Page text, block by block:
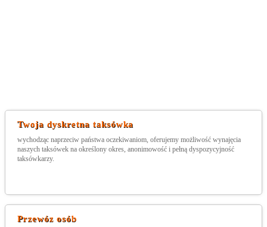
Twoja dyskretna taksówka
wychodząc naprzeciw państwa oczekiwaniom, oferujemy możliwość wynajęcia
naszych taksówek na określony okres, anonimowość i pełną dyspozycyjność
taksówkarzy.
Przewóz osób